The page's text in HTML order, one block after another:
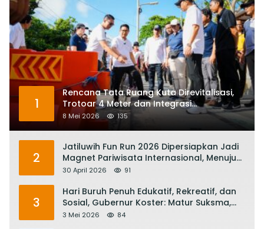
1
Rencana Tata Ruang Kuta Direvitalisasi,
Trotoar 4 Meter dan Integrasi
Transportasi Listrik
8 Mei 2026 135
2
Jatiluwih Fun Run 2026 Dipersiapkan Jadi
Magnet Pariwisata Internasional, Menuju
Satu Abad Pariwisata Bali
30 April 2026 91
3
Hari Buruh Penuh Edukatif, Rekreatif, dan
Sosial, Gubernur Koster: Matur Suksma,
Keringat Pekerja Mesin Ekonomi Bali
3 Mei 2026 84